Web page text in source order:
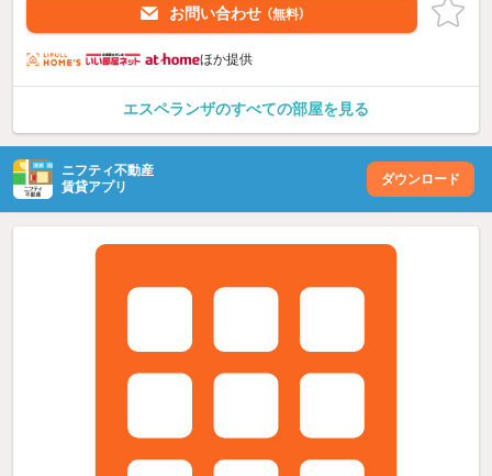
お問い合わせ （無料）
ほか提供
エスペランザのすべての部屋を見る
ニフティ不動産
賃貸アプリ
ダウンロード